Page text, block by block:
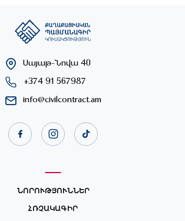
Սայաթ-Նովա 40
+374 91 567987
info@civilcontract.am
ՆՈՐՈՒԹՅՈՒՆՆԵՐ
ՀՌՉԱԿԱԳԻՐ